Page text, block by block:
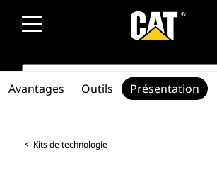
SEARCH
Kits de technologie
Avantages Outils Présentation